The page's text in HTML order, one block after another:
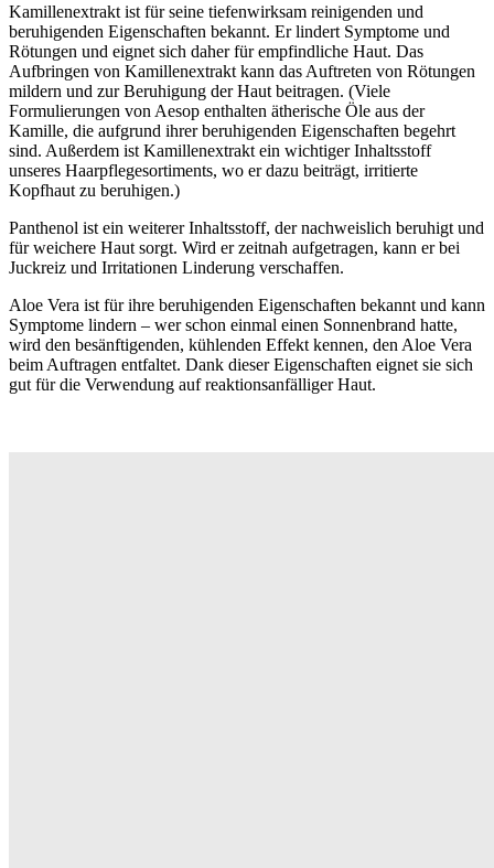
Kamillenextrakt ist für seine tiefenwirksam reinigenden und
beruhigenden Eigenschaften bekannt. Er lindert Symptome und
Rötungen und eignet sich daher für empfindliche Haut. Das
Aufbringen von Kamillenextrakt kann das Auftreten von Rötungen
mildern und zur Beruhigung der Haut beitragen. (Viele
Formulierungen von Aesop enthalten ätherische Öle aus der
Kamille, die aufgrund ihrer beruhigenden Eigenschaften begehrt
sind. Außerdem ist Kamillenextrakt ein wichtiger Inhaltsstoff
unseres Haarpflegesortiments, wo er dazu beiträgt, irritierte
Kopfhaut zu beruhigen.)
Panthenol ist ein weiterer Inhaltsstoff, der nachweislich beruhigt und
für weichere Haut sorgt. Wird er zeitnah aufgetragen, kann er bei
Juckreiz und Irritationen Linderung verschaffen.
Aloe Vera ist für ihre beruhigenden Eigenschaften bekannt und kann
Symptome lindern – wer schon einmal einen Sonnenbrand hatte,
wird den besänftigenden, kühlenden Effekt kennen, den Aloe Vera
beim Auftragen entfaltet. Dank dieser Eigenschaften eignet sie sich
gut für die Verwendung auf reaktionsanfälliger Haut.